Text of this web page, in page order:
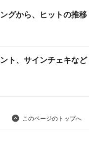
グから、ヒットの推移
ト、サインチェキなど
このページのトップへ